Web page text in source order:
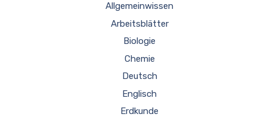
Allgemeinwissen
Arbeitsblätter
Biologie
Chemie
Deutsch
Englisch
Erdkunde